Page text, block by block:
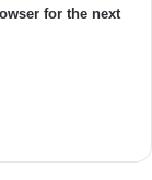
for the next